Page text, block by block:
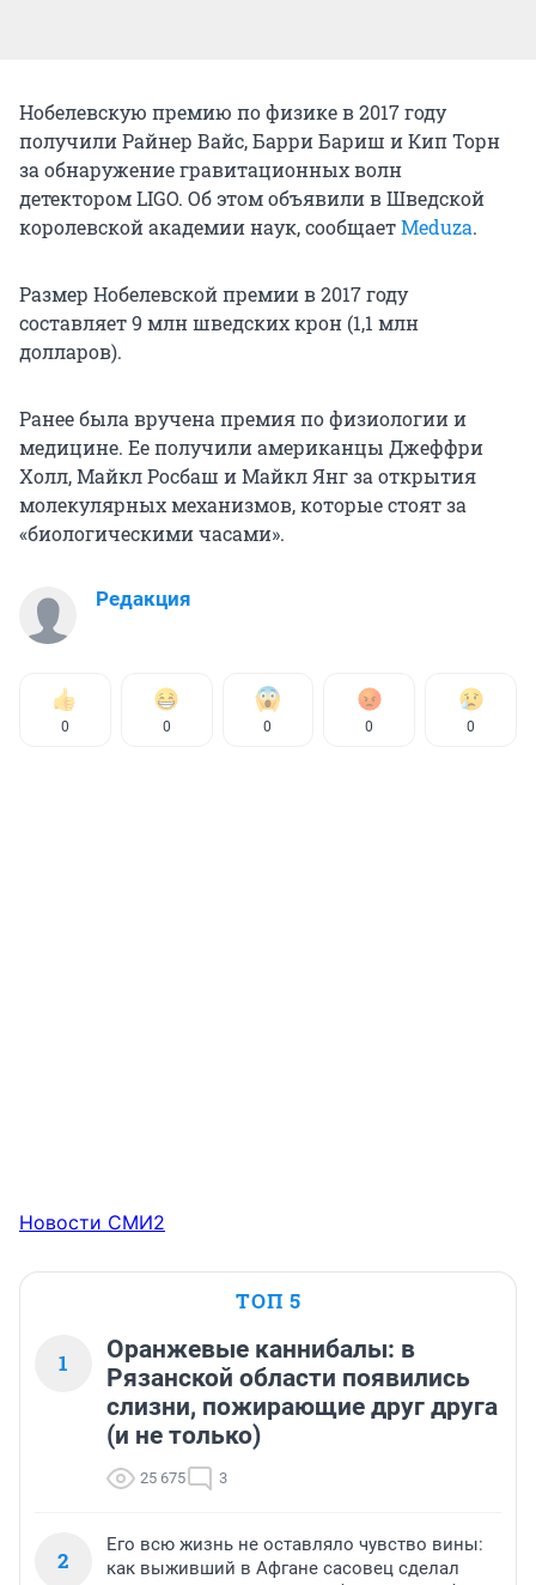
Нобелевскую премию по физике в 2017 году
получили Райнер Вайс, Барри Бариш и Кип Торн
за обнаружение гравитационных волн
детектором LIGO. Об этом объявили в Шведской
королевской академии наук, сообщаетMeduza.
Размер Нобелевской премии в 2017 году
составляет 9 млн шведских крон (1,1 млн
долларов).
Ранее была вручена премия по физиологии и
медицине. Ее получили американцы Джеффри
Холл, Майкл Росбаш и Майкл Янг за открытия
молекулярных механизмов, которые стоят за
«биологическими часами».
Редакция
0 0 0 0 0
Новости СМИ2
ТОП 5
1
Оранжевые каннибалы: в
Рязанской области появились
слизни, пожирающие друг друга
(и не только)
25 675 3
2
Его всю жизнь не оставляло чувство вины:
как выживший в Афгане сасовец сделал